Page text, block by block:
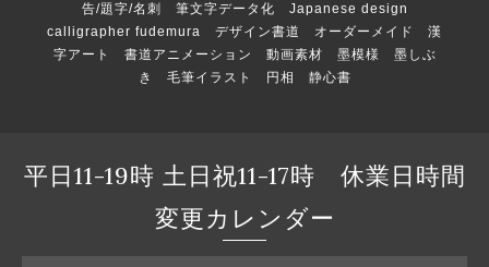
告/題字/名刺 筆文字データ化 Japanese design
calligrapher fudemura デザイン書道 オーダーメイド 漢
字アート 書道アニメーション 動画素材 墨模様 墨しぶ
き 毛筆イラスト 円相 静心書
平日11-19時 土日祝11-17時 休業日時間
変更カレンダー